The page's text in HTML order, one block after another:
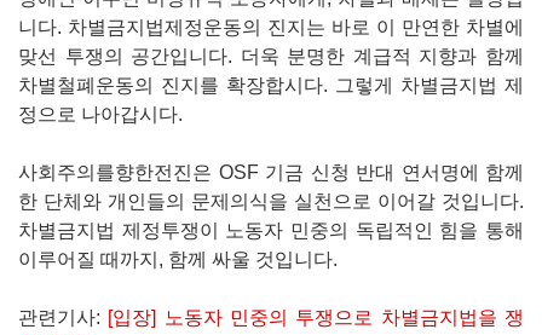
니다. 차별금지법제정운동의 진지는 바로 이 만연한 차별에
맞선 투쟁의 공간입니다. 더욱 분명한 계급적 지향과 함께
차별철폐운동의 진지를 확장합시다. 그렇게 차별금지법 제
정으로 나아갑시다.
사회주의를향한전진은 OSF 기금 신청 반대 연서명에 함께
한 단체와 개인들의 문제의식을 실천으로 이어갈 것입니다.
차별금지법 제정투쟁이 노동자 민중의 독립적인 힘을 통해
이루어질 때까지, 함께 싸울 것입니다.
관련기사: [입장] 노동자 민중의 투쟁으로 차별금지법을 쟁